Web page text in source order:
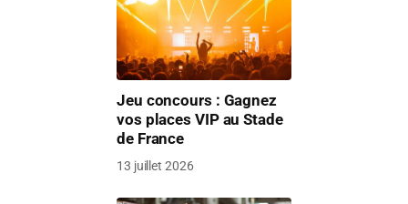
Jeu concours : Gagnez
vos places VIP au Stade
de France
13 juillet 2026